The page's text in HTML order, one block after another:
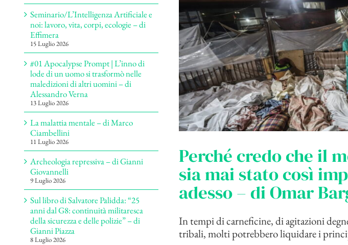
Perché credo che il
sia mai stato così
adesso – di Omar
In tempi di carneficine, di agitazioni
tribali, molti potrebbero liquidare i
Seminario/L’Intelligenza Artificiale e
noi: lavoro, vita, corpi, ecologie – di
Effimera
15 Luglio 2026
#01 Apocalypse Prompt | L’inno di
lode di un uomo si trasformò nelle
maledizioni di altri uomini – di
Alessandro Verna
13 Luglio 2026
La malattia mentale – di Marco
Ciambellini
11 Luglio 2026
Archeologia repressiva – di Gianni
Giovannelli
9 Luglio 2026
Sul libro di Salvatore Palidda: “25
anni dal G8: continuità militaresca
della sicurezza e delle polizie” – di
Gianni Piazza
8 Luglio 2026